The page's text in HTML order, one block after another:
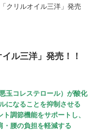
クリルオイル三洋」発売
ル三洋」発売！！
玉コレステロール）が酸化
になることを抑制させる
調節機能をサポートし、
・腰の負担を軽減する